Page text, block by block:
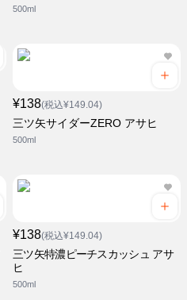
500ml
¥138(税込¥149.04)
三ツ矢サイダーZERO アサヒ
500ml
¥138(税込¥149.04)
三ツ矢特濃ピーチスカッシュ アサ
ヒ
500ml